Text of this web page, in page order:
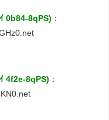
0b84-8qPS) ：
4f2e-8qPS) ：